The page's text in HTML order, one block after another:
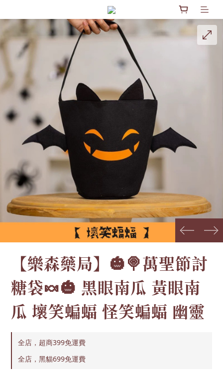
prev next
【樂森藥局】🎃🍭萬聖節討
糖袋🍬🎃 黑眼南瓜 黃眼南
瓜 壞笑蝙蝠 怪笑蝙蝠 幽靈
全店，超商399免運費
全店，黑貓699免運費